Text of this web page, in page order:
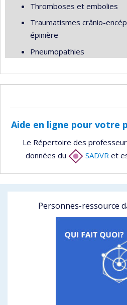
Thromboses et embolies
Traumatismes crânio-
épinière
Pneumopathies
Aide en ligne pour votre
Le Répertoire des
données du
SADVR et
Personnes-ressource